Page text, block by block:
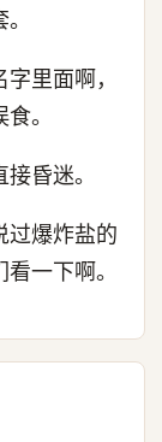
里面啊，
。
昏迷。
过爆炸盐的
一下啊。